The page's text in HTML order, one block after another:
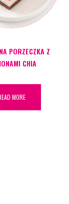
PORZECZKA Z
CHIA
MORE